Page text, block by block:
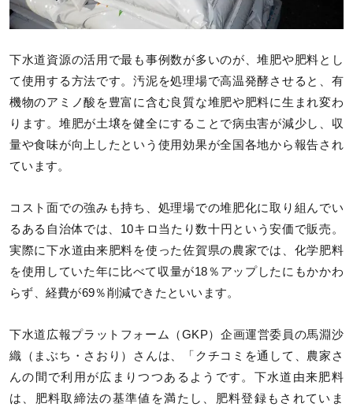
下水道資源の活用で最も事例数が多いのが、堆肥や肥料とし
て使用する方法です。汚泥を処理場で高温発酵させると、有
機物のアミノ酸を豊富に含む良質な堆肥や肥料に生まれ変わ
ります。堆肥が土壌を健全にすることで病虫害が減少し、収
量や食味が向上したという使用効果が全国各地から報告され
ています。
コスト面での強みも持ち、処理場での堆肥化に取り組んでい
るある自治体では、10キロ当たり数十円という安価で販売。
実際に下水道由来肥料を使った佐賀県の農家では、化学肥料
を使用していた年に比べて収量が18％アップしたにもかかわ
らず、経費が69％削減できたといいます。
下水道広報プラットフォーム（GKP）企画運営委員の馬淵沙
織（まぶち・さおり）さんは、「クチコミを通して、農家さ
んの間で利用が広まりつつあるようです。下水道由来肥料
は、肥料取締法の基準値を満たし、肥料登録もされていま